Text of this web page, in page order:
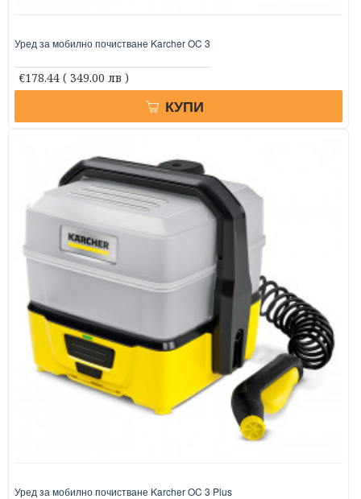
Уред за мобилно почистване Karcher OC 3
€178.44 ( 349.00 лв )
КУПИ
Уред за мобилно почистване Karcher OC 3 Plus